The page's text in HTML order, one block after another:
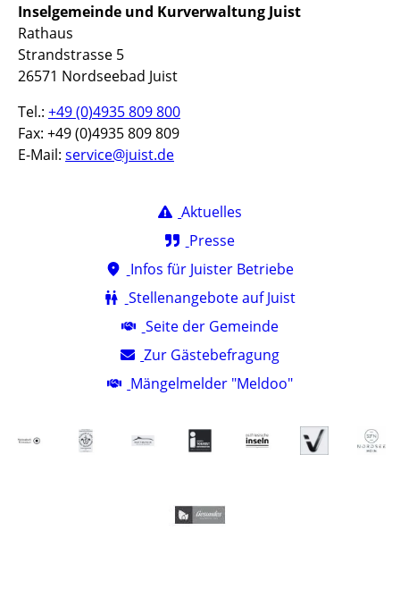
Inselgemeinde und Kurverwaltung Juist
Rathaus
Strandstrasse 5
26571 Nordseebad Juist
Tel.: +49 (0)4935 809 800
Fax: +49 (0)4935 809 809
E-Mail: service@juist.de
Aktuelles
Presse
Infos für Juister Betriebe
Stellenangebote auf Juist
Seite der Gemeinde
Zur Gästebefragung
Mängelmelder "Meldoo"